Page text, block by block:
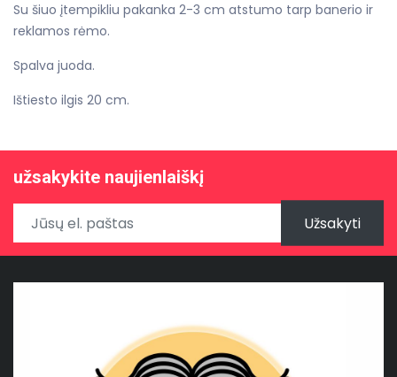
Su šiuo įtempikliu pakanka 2-3 cm atstumo tarp banerio ir
reklamos rėmo.
Spalva juoda.
Ištiesto ilgis 20 cm.
užsakykite naujienlaiškį
Užsakyti